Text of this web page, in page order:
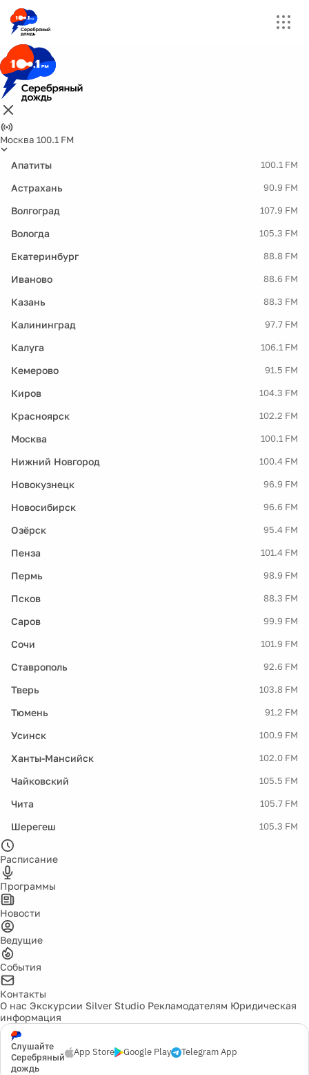
Москва 100.1 FM
Апатиты 100.1 FM
Астрахань 90.9 FM
Волгоград 107.9 FM
Вологда 105.3 FM
Екатеринбург 88.8 FM
Иваново 88.6 FM
Казань 88.3 FM
Калининград 97.7 FM
Калуга 106.1 FM
Кемерово 91.5 FM
Киров 104.3 FM
Красноярск 102.2 FM
Москва 100.1 FM
Нижний Новгород 100.4 FM
Новокузнецк 96.9 FM
Новосибирск 96.6 FM
Озёрск 95.4 FM
Пенза 101.4 FM
Пермь 98.9 FM
Псков 88.3 FM
Саров 99.9 FM
Сочи 101.9 FM
Ставрополь 92.6 FM
Тверь 103.8 FM
Тюмень 91.2 FM
Усинск 100.9 FM
Ханты-Мансийск 102.0 FM
Чайковский 105.5 FM
Чита 105.7 FM
Шерегеш 105.3 FM
Расписание
Программы
Новости
Ведущие
События
Контакты
О нас Экскурсии Silver Studio Рекламодателям Юридическая
информация
Слушайте
Серебряный
дождь
App Store Google Play Telegram App